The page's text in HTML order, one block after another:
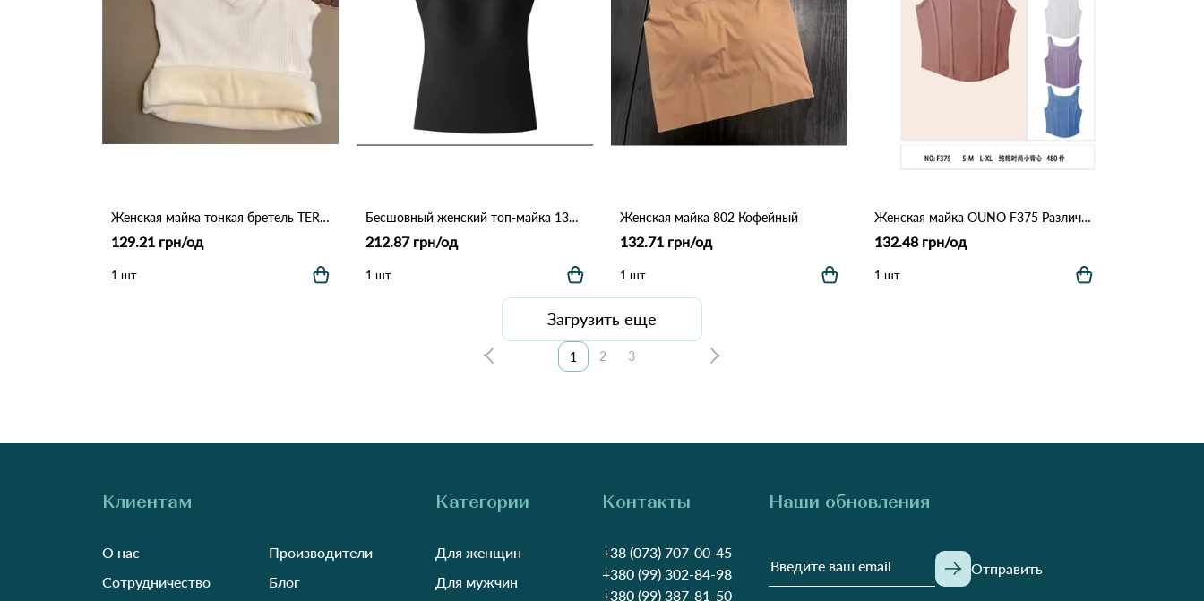
Женская майка тонкая бретель TERMO 3386 Молочный
129.21 грн/од
1 шт
Бесшовный женский топ-майка 1309 Черный.
212.87 грн/од
1 шт
Женская майка 802 Кофейный
132.71 грн/од
1 шт
Женская майка OUNO F375 Различные цвета
132.48 грн/од
1 шт
Загрузить еще
1 2 3
Клиентам
О нас
Сотрудничество
Производители
Блог
Категории
Для женщин
Для мужчин
Контакты
+38 (073) 707-00-45
+380 (99) 302-84-98
+380 (99) 387-81-50
Наши обновления
Отправить